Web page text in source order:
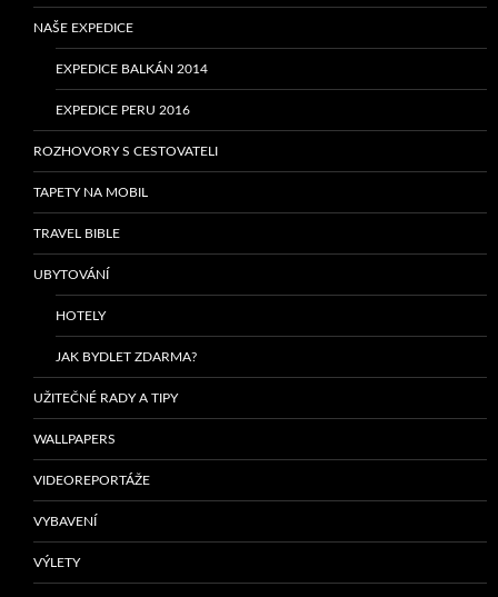
NAŠE EXPEDICE
EXPEDICE BALKÁN 2014
EXPEDICE PERU 2016
ROZHOVORY S CESTOVATELI
TAPETY NA MOBIL
TRAVEL BIBLE
UBYTOVÁNÍ
HOTELY
JAK BYDLET ZDARMA?
UŽITEČNÉ RADY A TIPY
WALLPAPERS
VIDEOREPORTÁŽE
VYBAVENÍ
VÝLETY